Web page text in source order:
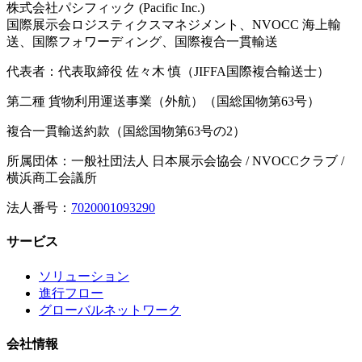
株式会社パシフィック (Pacific Inc.)
国際展示会ロジスティクスマネジメント、NVOCC 海上輸
送、国際フォワーディング、国際複合一貫輸送
代表者：代表取締役 佐々木 慎（JIFFA国際複合輸送士）
第二種 貨物利用運送事業（外航）（国総国物第63号）
複合一貫輸送約款（国総国物第63号の2）
所属団体：一般社団法人 日本展示会協会 / NVOCCクラブ /
横浜商工会議所
法人番号： 7020001093290
サービス
ソリューション
進行フロー
グローバルネットワーク
会社情報